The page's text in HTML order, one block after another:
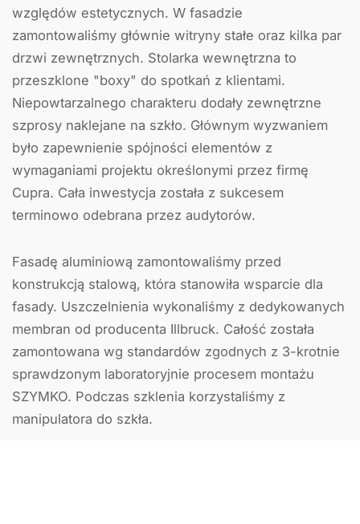
względów estetycznych. W fasadzie
zamontowaliśmy głównie witryny stałe oraz kilka par
drzwi zewnętrznych. Stolarka wewnętrzna to
przeszklone "boxy" do spotkań z klientami.
Niepowtarzalnego charakteru dodały zewnętrzne
szprosy naklejane na szkło. Głównym wyzwaniem
było zapewnienie spójności elementów z
wymaganiami projektu określonymi przez firmę
Cupra. Cała inwestycja została z sukcesem
terminowo odebrana przez audytorów.
Fasadę aluminiową zamontowaliśmy przed
konstrukcją stalową, która stanowiła wsparcie dla
fasady. Uszczelnienia wykonaliśmy z dedykowanych
membran od producenta Illbruck. Całość została
zamontowana wg standardów zgodnych z 3-krotnie
sprawdzonym laboratoryjnie procesem montażu
SZYMKO. Podczas szklenia korzystaliśmy z
manipulatora do szkła.